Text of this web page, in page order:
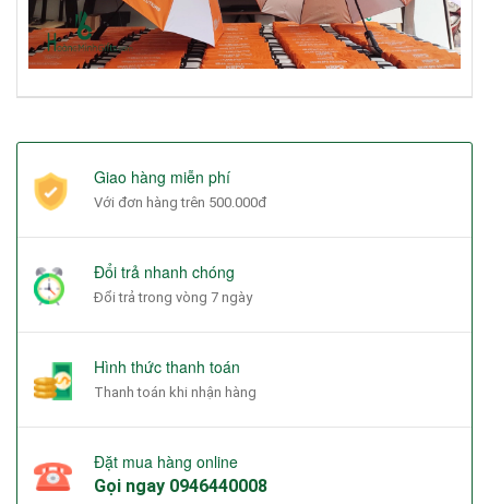
Giao hàng miễn phí
Với đơn hàng trên 500.000đ
Đổi trả nhanh chóng
Đổi trả trong vòng 7 ngày
Hình thức thanh toán
Thanh toán khi nhận hàng
Đặt mua hàng online
Gọi ngay 0946440008